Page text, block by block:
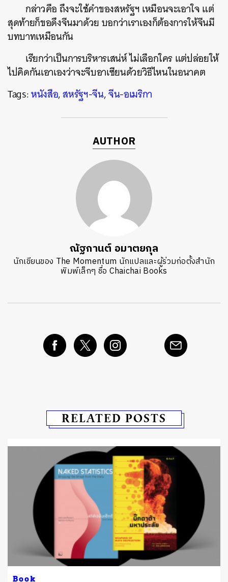
กล่าวคือ ถึงจะใช้คำของสหรัฐฯ เหมือนจะเอาใจ แต่
สุดท้ายก็ขอดึงจีนมาด้วย บอกว่าเราเองก็ต้องการให้จีนมี
บทบาทเหมือนกัน
เรียกว่าเป็นการบริหารเสน่ห์ ไม่เลือกใคร แต่ปล่อยให้
ไปคิดกันเอาเองว่าจะจีบอาเซียนด้วยวิธีไหนในอนาคต
Tags:หนังสือ,สหรัฐฯ-จีน,จีน-อเมริกา
AUTHOR
ณัฐกานต์ อมาตยกุล
นักเขียนของ The Momentum นักแปลและผู้ร่วมก่อตั้งสำนัก
พิมพ์เล็กๆ ชื่อ Chaichai Books
RELATED POSTS
Book